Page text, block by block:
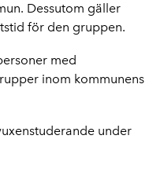
Dessutom gäller
för den gruppen.
med
inom kommunens
under